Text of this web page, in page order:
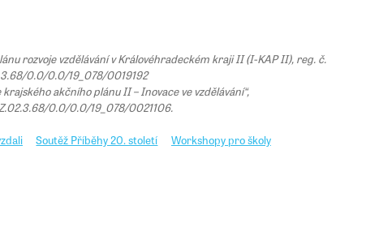
rozvoje vzdělávání v Královéhradeckém kraji II (I-KAP II), reg. č.
0.0/0.0/19_078/0019192
akčního plánu II – Inovace ve vzdělávání“,
0.0/0.0/19_078/0021106.
Soutěž Příběhy 20. století
Workshopy pro školy